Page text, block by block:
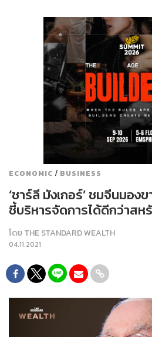
ECONOMIC / BUSINESS
‘ชาร์ลี มังเกอร์’ ชมจีนมอ
ชี้บริหารจัดการได้ดีกว่าสห
โดย THE STANDARD WEALTH
04.11.2021